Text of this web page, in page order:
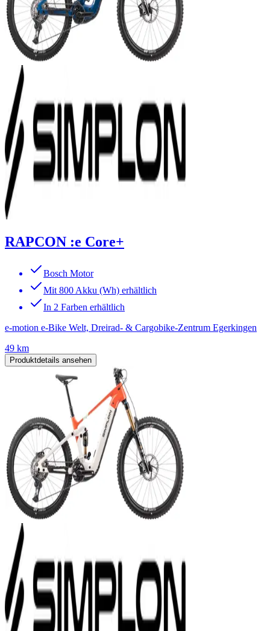
RAPCON :e Core+
Bosch Motor
Mit 800 Akku (Wh) erhältlich
In 2 Farben erhältlich
e-motion e-Bike Welt, Dreirad- & Cargobike-Zentrum Egerkingen
49 km
Produktdetails ansehen